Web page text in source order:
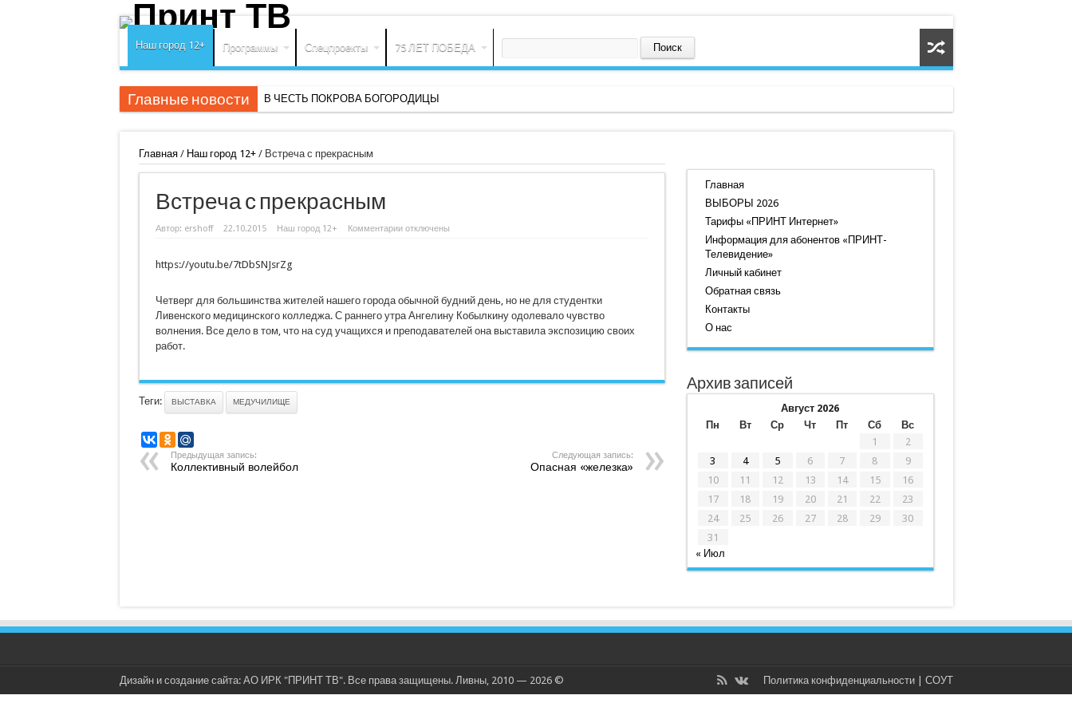
Наш город 12+ Программы Спецпроекты 75 ЛЕТ ПОБЕДА
Главные новости В ЧЕСТЬ ПОКРОВА БОГОРОДИЦЫ
Главная/ Наш город 12+/ Встреча с прекрасным
Встреча с прекрасным
Автор: ershoff 22.10.2015 Наш город 12+ Комментариикотключены
https://youtu.be/7tDbSNJsrZg
Четверг для большинства жителей нашего города обычной будний день, но не для студентки
Ливенского медицинского колледжа. С раннего утра Ангелину Кобылкину одолевало чувство
волнения. Все дело в том, что на суд учащихся и преподавателей она выставила экспозицию своих
работ.
Теги: ВЫСТАВКА МЕДУЧИЛИЩЕ
Предыдущая запись:
Коллективный волейбол
Следующая запись:
Опасная «железка»
Главная
ВЫБОРЫ 2026
Тарифы «ПРИНТ Интернет»
Информация для абонентов «ПРИНТ-
Телевидение»
Личный кабинет
Обратная связь
Контакты
О нас
Архив записей
Август 2026
Пн
Вт Ср Чт Пт Сб
Вс
1
2
3
4 5 6 7 8
9
10
11 12 13 14 15
16
17
18 19 20 21 22
23
24
25 26 27 28 29
30
31
« Июл
Политика конфиденциальности| СОУТ
Дизайн и создание сайта: АО ИРК "ПРИНТ ТВ". Все права защищены. Ливны, 2010 — 2026 ©